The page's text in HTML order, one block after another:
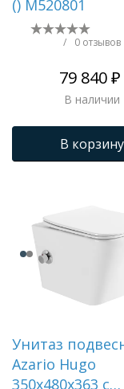
() M520801
/ 0 отзывов
79 840 ₽
В наличии
В корзину
Унитаз
Azario Hugo
350х480х363 c